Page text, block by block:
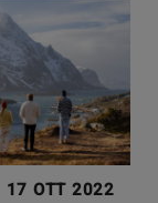
17 OTT 2022